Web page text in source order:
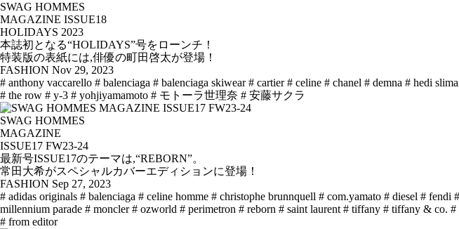
SWAG HOMMES
MAGAZINE ISSUE18
HOLIDAYS 2023
本誌初となる“HOLIDAYS”号をローンチ！
特装版の表紙には,俳優の町田啓太が登場！
FASHION Nov 29, 2023
# anthony vaccarello # balenciaga # balenciaga skiwear # cartier # celine # chanel # demna # hedi
# the row # y-3 # yohjiyamamoto # モトーラ世理奈 # 安藤サクラ
SWAG HOMMES
MAGAZINE
ISSUE17 FW23-24
最新号ISSUE17のテーマは,“REBORN”。
常田大希がスペシャルカバーエディションに登場！
FASHION Sep 27, 2023
# adidas originals # balenciaga # celine homme # christophe brunnquell # com.yamato # diesel # fendi
millennium parade # moncler # ozworld # perimetron # reborn # saint laurent # tiffany # tiffany & co. #
# from editor